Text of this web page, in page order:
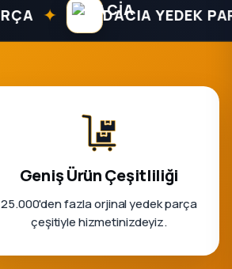
✦ DACIA YEDEK PARÇA
Geniş Ürün Çeşitliliği
25.000'den fazla orjinal yedek parça
çeşitiyle hizmetinizdeyiz.